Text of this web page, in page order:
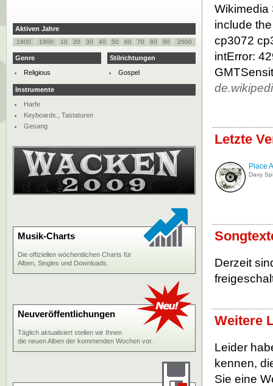
Wikimedia
include
cp3072
intError:
Letzte
Place
Davy
Derzeit
Weitere
Leider
kennen,
Sie eine
Aktiven Jahre
1800 1900 10 20 30 40 50 60 70 80 90 2000
Genre
Religious
Stilrichtungen
Gospel
Instrumente
Harfe
Keyboards., Tastaturen
Gesang
Musik-Charts
Die offiziellen wöchentlichen Charts für
Alben, Singles und Downloads.
Neuveröffentlichungen
Täglich aktualisiert stellen wir Ihnen
die neuen Alben der kommenden Wochen vor.